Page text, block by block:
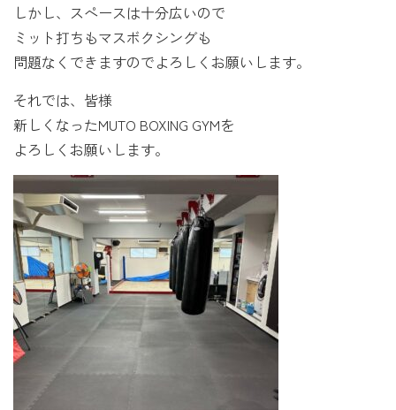
しかし、スペースは十分広いので
ミット打ちもマスボクシングも
問題なくできますのでよろしくお願いします。
それでは、皆様
新しくなったMUTO BOXING GYMを
よろしくお願いします。